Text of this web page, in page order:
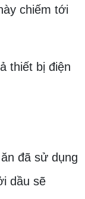
chiếm tới
thiết bị điện
đã sử dụng
dầu sẽ